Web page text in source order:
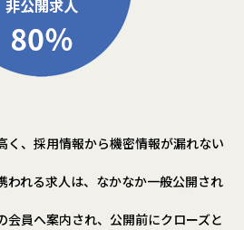
く、採用情報から機密情報が漏れない
われる求人は、なかなか一般公開され
会員へ案内され、公開前にクローズと